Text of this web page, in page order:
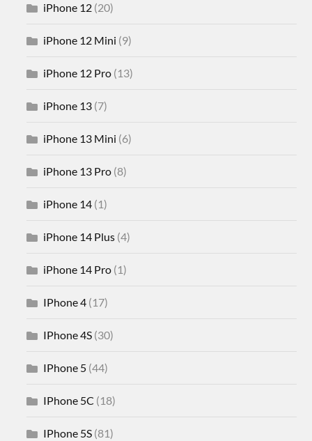
iPhone 12 (20)
iPhone 12 Mini (9)
iPhone 12 Pro (13)
iPhone 13 (7)
iPhone 13 Mini (6)
iPhone 13 Pro (8)
iPhone 14 (1)
iPhone 14 Plus (4)
iPhone 14 Pro (1)
IPhone 4 (17)
IPhone 4S (30)
IPhone 5 (44)
IPhone 5C (18)
IPhone 5S (81)